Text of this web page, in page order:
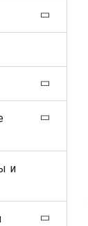
и